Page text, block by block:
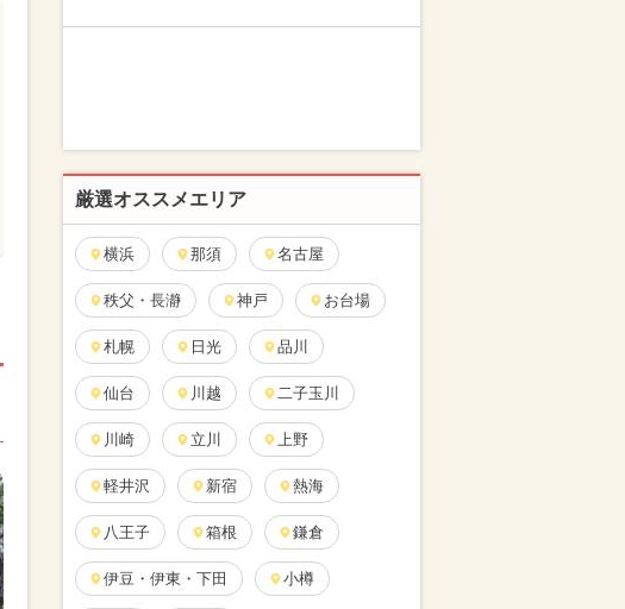
厳選オススメエリア
横浜 那須 名古屋
秩父・長瀞 神戸 お台場
札幌 日光 品川
仙台 川越 二子玉川
川崎 立川 上野
軽井沢 新宿 熱海
八王子 箱根 鎌倉
伊豆・伊東・下田 小樽